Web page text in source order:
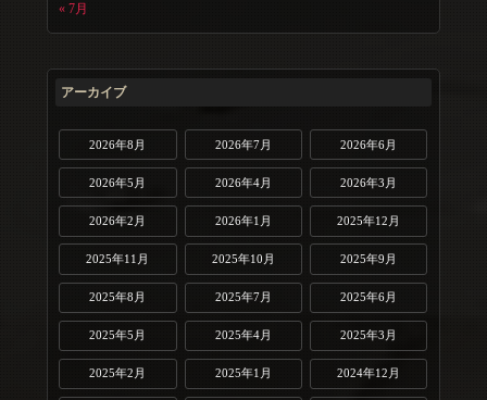
« 7月
アーカイブ
2026年8月 2026年7月 2026年6月
2026年5月 2026年4月 2026年3月
2026年2月 2026年1月 2025年12月
2025年11月 2025年10月 2025年9月
2025年8月 2025年7月 2025年6月
2025年5月 2025年4月 2025年3月
2025年2月 2025年1月 2024年12月